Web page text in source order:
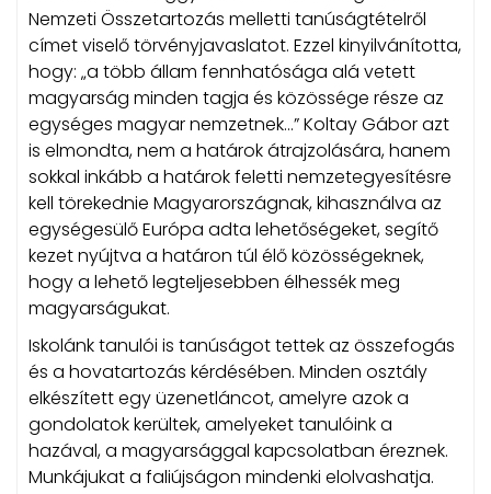
Nemzeti Összetartozás melletti tanúságtételről
címet viselő törvényjavaslatot. Ezzel kinyilvánította,
hogy: „a több állam fennhatósága alá vetett
magyarság minden tagja és közössége része az
egységes magyar nemzetnek…” Koltay Gábor azt
is elmondta, nem a határok átrajzolására, hanem
sokkal inkább a határok feletti nemzetegyesítésre
kell törekednie Magyarországnak, kihasználva az
egységesülő Európa adta lehetőségeket, segítő
kezet nyújtva a határon túl élő közösségeknek,
hogy a lehető legteljesebben élhessék meg
magyarságukat.
Iskolánk tanulói is tanúságot tettek az összefogás
és a hovatartozás kérdésében. Minden osztály
elkészített egy üzenetláncot, amelyre azok a
gondolatok kerültek, amelyeket tanulóink a
hazával, a magyarsággal kapcsolatban éreznek.
Munkájukat a faliújságon mindenki elolvashatja.